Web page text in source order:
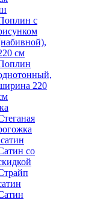
с
см
220
со